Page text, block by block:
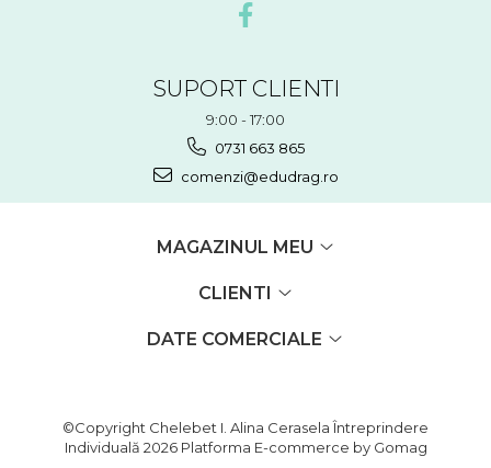
SUPORT CLIENTI
9:00 - 17:00
0731 663 865
comenzi@edudrag.ro
MAGAZINUL MEU
CLIENTI
DATE COMERCIALE
©Copyright Chelebet I. Alina Cerasela Întreprindere
Individuală 2026 Platforma E-commerce by Gomag